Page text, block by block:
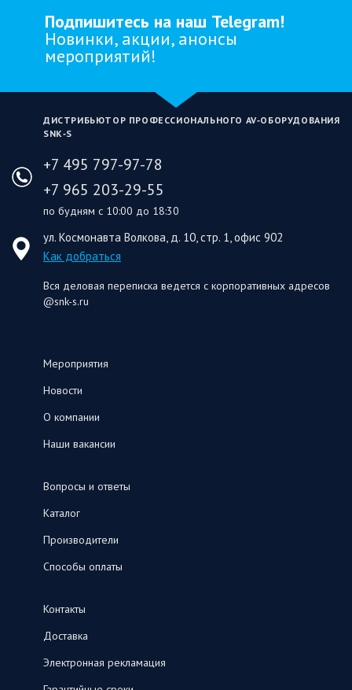
Подпишитесь на наш Telegram!
Новинки, акции, анонсы
мероприятий!
ДИСТРИБЬЮТОР ПРОФЕССИОНАЛЬНОГО AV‑ОБОРУДОВАНИЯ
SNK‑S
+7 495 797-97-78
+7 965 203-29-55
по будням с 10:00 до 18:30
ул. Космонавта Волкова, д. 10, стр. 1, офис 902
Как добраться
Вся деловая переписка ведется с корпоративных адресов
@snk-s.ru
Мероприятия
Новости
О компании
Наши вакансии
Вопросы и ответы
Каталог
Производители
Способы оплаты
Контакты
Доставка
Электронная рекламация